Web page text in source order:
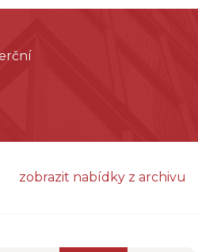
zobrazit nabídky z archivu